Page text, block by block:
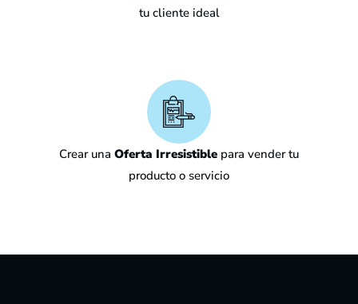
tu cliente ideal
Crear una Oferta Irresistible para vender tu
producto o servicio